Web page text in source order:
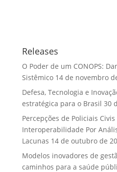
Releases
O Poder de um CONOPS:
Sistêmico 14 de novembro
Defesa, Tecnologia e
estratégica para o Brasil 30
Percepções de Policiais
Interoperabilidade Por
Lacunas 14 de outubro de
Modelos inovadores de
caminhos para a saúde